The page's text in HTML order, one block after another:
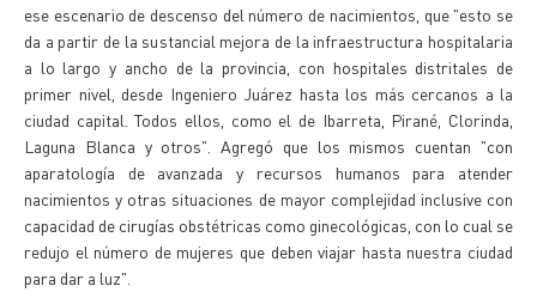
ese escenario de descenso del número de nacimientos, que "esto se
da a partir de la sustancial mejora de la infraestructura hospitalaria
a lo largo y ancho de la provincia, con hospitales distritales de
primer nivel, desde Ingeniero Juárez hasta los más cercanos a la
ciudad capital. Todos ellos, como el de Ibarreta, Pirané, Clorinda,
Laguna Blanca y otros". Agregó que los mismos cuentan "con
aparatología de avanzada y recursos humanos para atender
nacimientos y otras situaciones de mayor complejidad inclusive con
capacidad de cirugías obstétricas como ginecológicas, con lo cual se
redujo el número de mujeres que deben viajar hasta nuestra ciudad
para dar a luz".